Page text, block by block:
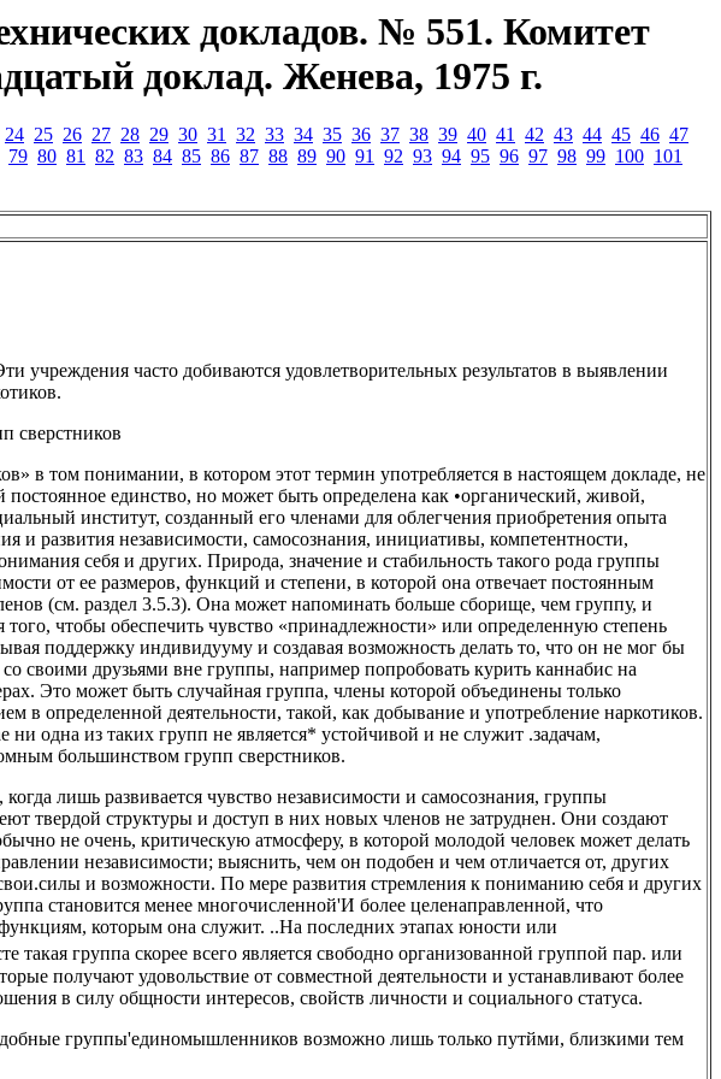
докладов. № 551. Комитет
доклад. Женева, 1975 г.
24 25 26 27 28 29 30 31 32 33 34 35 36 37 38 39 40 41 42 43 44 45 46 47
79 80 81 82 83 84 85 86 87 88 89 90 91 92 93 94 95 96 97 98 99 100 101
учреждения часто добиваются удовлетворительных результатов в выявлении
сверстников
в том понимании, в котором этот термин употребляется в настоящем докладе, не
постоянное единство, но может быть определена как •органический, живой,
институт, созданный его членами для облегчения приобретения опыта
и развития независимости, самосознания, инициативы, компетентности,
себя и других. Природа, значение и стабильность такого рода группы
от ее размеров, функций и степени, в которой она отвечает постоянным
(см. раздел 3.5.3). Она может напоминать больше сборище, чем группу, и
того, чтобы обеспечить чувство «принадлежности» или определенную степень
поддержку индивидууму и создавая возможность делать то, что он не мог бы
со своими друзьями вне группы, например попробовать курить каннабис на
Это может быть случайная группа, члены которой объединены только
в определенной деятельности, такой, как добывание и употребление наркотиков.
ни одна из таких групп не является* устойчивой и не служит .задачам,
большинством групп сверстников.
лишь развивается чувство независимости и самосознания, группы
твердой структуры и доступ в них новых членов не затруднен. Они создают
не очень, критическую атмосферу, в которой молодой человек может делать
независимости; выяснить, чем он подобен и чем отличается от, других
и возможности. По мере развития стремления к пониманию себя и других
становится менее многочисленной'И более целенаправленной, что
функциям, которым она служит. ..На последних этапах юности или
такая группа скорее всего является свободно организованной группой пар. или
получают удовольствие от совместной деятельности и устанавливают более
в силу общности интересов, свойств личности и социального статуса.
группы'единомышленников возможно лишь только путйми, близкими тем